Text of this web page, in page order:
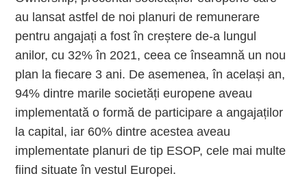
au lansat astfel de noi planuri de remunerare
pentru angajați a fost în creștere de-a lungul
anilor, cu 32% în 2021, ceea ce înseamnă un nou
plan la fiecare 3 ani. De asemenea, în același an,
94% dintre marile societăți europene aveau
implementată o formă de participare a angajaților
la capital, iar 60% dintre acestea aveau
implementate planuri de tip ESOP, cele mai multe
fiind situate în vestul Europei.